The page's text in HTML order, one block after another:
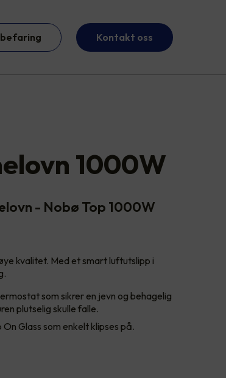
Kontakt oss
1000W
- Nobø Top 1000W
kvalitet. Med et smart luftutslipp i
som sikrer en jevn og behagelig
plutselig skulle falle.
On Glass som enkelt klipses på.